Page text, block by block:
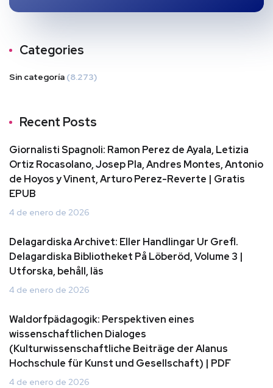
Categories
Sin categoría (8.273)
Recent Posts
Giornalisti Spagnoli: Ramon Perez de Ayala, Letizia
Ortiz Rocasolano, Josep Pla, Andres Montes, Antonio
de Hoyos y Vinent, Arturo Perez-Reverte | Gratis
EPUB
4 de enero de 2026
Delagardiska Archivet: Eller Handlingar Ur Grefl.
Delagardiska Bibliotheket På Löberöd, Volume 3 |
Utforska, behåll, läs
4 de enero de 2026
Waldorfpädagogik: Perspektiven eines
wissenschaftlichen Dialoges
(Kulturwissenschaftliche Beiträge der Alanus
Hochschule für Kunst und Gesellschaft) | PDF
4 de enero de 2026